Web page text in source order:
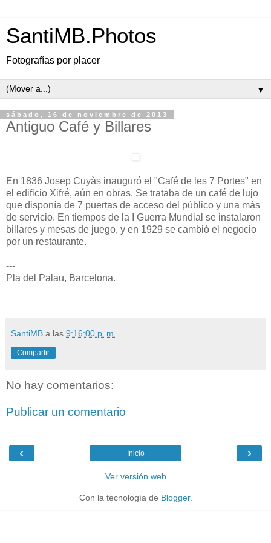
SantiMB.Photos
Fotografías por placer
▼
sábado, 16 de noviembre de 2013
Antiguo Café y Billares
En 1836 Josep Cuyàs inauguró el "Café de les 7 Portes" en
el edificio Xifré, aún en obras. Se trataba de un café de lujo
que disponía de 7 puertas de acceso del público y una más
de servicio. En tiempos de la I Guerra Mundial se instalaron
billares y mesas de juego, y en 1929 se cambió el negocio
por un restaurante.
---
Pla del Palau, Barcelona.
SantiMB a las 9:16:00 p. m.
Compartir
No hay comentarios:
Publicar un comentario
‹ ›
Inicio
Ver versión web
Con la tecnología de Blogger.